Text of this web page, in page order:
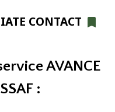
CONTACT
AVANCE
: